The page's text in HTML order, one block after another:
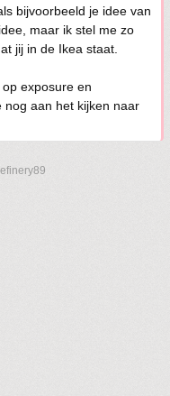
bijvoorbeeld je idee van
maar ik stel me zo
jij in de Ikea staat.
exposure en
nog aan het kijken naar